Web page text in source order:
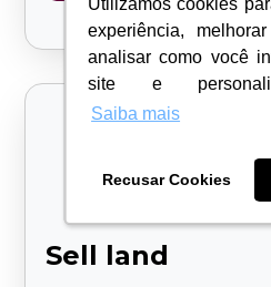
Utilizamos cookies
experiência,
analisar como você
site e
Saiba mais
Recusar Cookies
Utilizamos cookies
experiência,
analisar como você
site e
Saiba mais
Recusar Cookies
Sell ​​land